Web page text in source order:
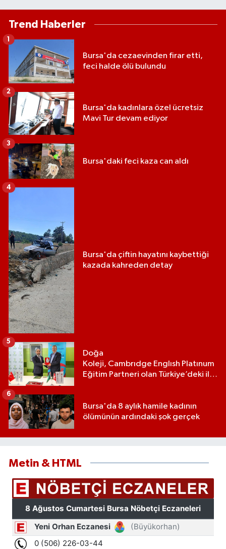
Trend Haberler
Bursa'da cezaevinden firar etti,
feci halde ölü bulundu
1
Bursa'da kadınlara özel ücretsiz
Mavi Tur devam ediyor
2
Bursa'daki feci kaza can aldı
3
Bursa'da çiftin hayatını kaybettiği
kazada kahreden detay
4
Doğa
Koleji, Cambrıdge Englısh Platınum
Eğitim Partneri olan Türkiye’deki ilk
5
Bursa'da 8 aylık hamile kadının
ölümünün ardındaki şok gerçek
6
Metin & HTML